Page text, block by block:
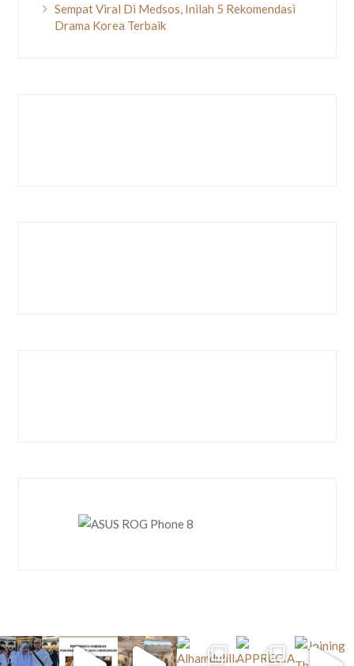
Sempat Viral Di Medsos, Inilah 5 Rekomendasi
Drama Korea Terbaik